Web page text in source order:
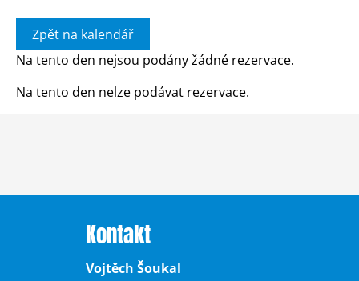
Zpět na kalendář
Na tento den nejsou podány žádné rezervace.
Na tento den nelze podávat rezervace.
Kontakt
Vojtěch Šoukal